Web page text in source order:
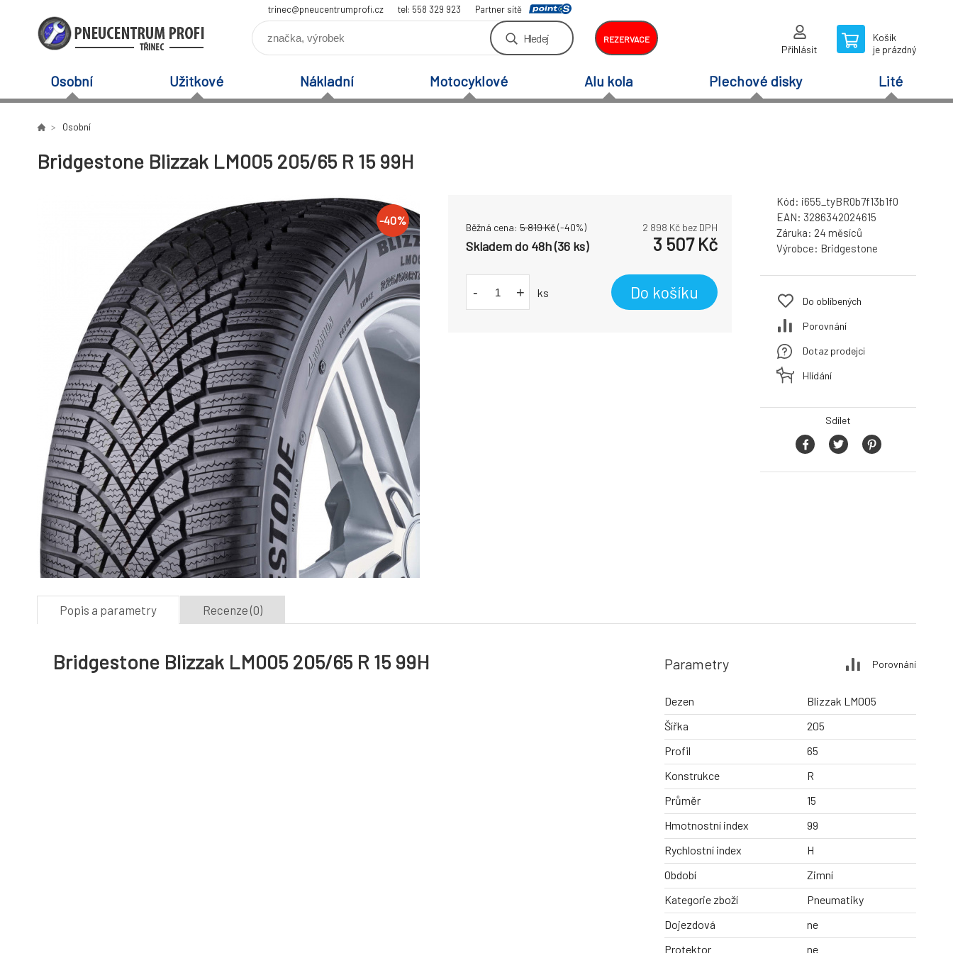
trinec@pneucentrumprofi.cz tel: 558 329 923 Partner sítě
Hledej REZERVACE
Přihlásit
Košík
je prázdný
Osobní Užitkové Nákladní Motocyklové Alu kola Plechové disky Lité
Osobní
Bridgestone Blizzak LM005 205/65 R 15 99H
-40%
Běžná cena: 5 819Kč(-40%) 2 898 Kč bez DPH
Skladem do 48h (36 ks) 3 507Kč
- + ks Do košíku
Kód: i655_tyBR0b7f13b1f0
EAN: 3286342024615
Záruka: 24 měsíců
Výrobce: Bridgestone
Do oblíbených
Porovnání
Dotaz prodejci
Hlídání
Sdílet
Popis a parametry Recenze (0)
Bridgestone Blizzak LM005 205/65 R 15 99H Parametry Porovnání
Dezen
Blizzak LM005
Šířka
205
Profil
65
Konstrukce
R
Průměr
15
Hmotnostní index
99
Rychlostní index
H
Období
Zimní
Kategorie zboží
Pneumatiky
Dojezdová
ne
Protektor
ne